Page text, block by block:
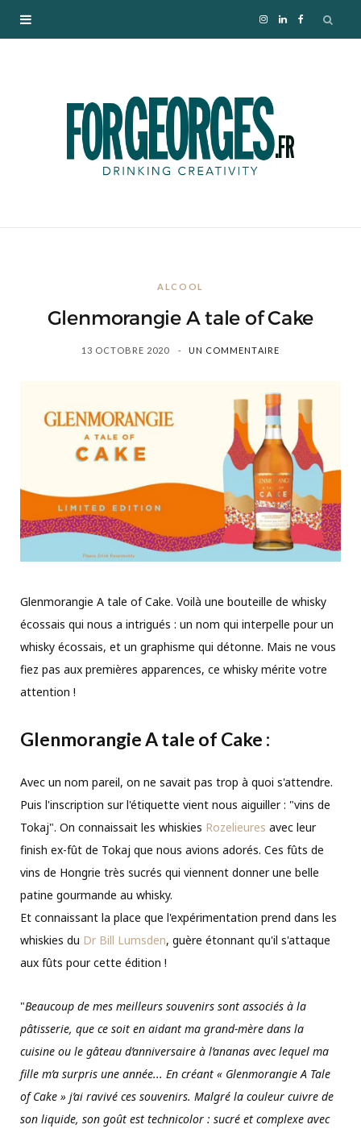
I
s
m
L
k
ALCOOL
Glenmorangie A tale of Cake
13 OCTOBRE 2020 UN COMMENTAIRE
Glenmorangie A tale of Cake. Voilà une bouteille de whisky
écossais qui nous a intrigués : un nom qui interpelle pour un
whisky écossais, et un graphisme qui détonne. Mais ne vous
fiez pas aux premières apparences, ce whisky mérite votre
attention !
Glenmorangie A tale of Cake :
Avec un nom pareil, on ne savait pas trop à quoi s'attendre.
Puis l'inscription sur l'étiquette vient nous aiguiller : "vins de
Tokaj". On connaissait les whiskies Rozelieures avec leur
finish ex-fût de Tokaj que nous avions adorés. Ces fûts de
vins de Hongrie très sucrés qui viennent donner une belle
patine gourmande au whisky.
Et connaissant la place que l'expérimentation prend dans les
whiskies du Dr Bill Lumsden, guère étonnant qu'il s'attaque
aux fûts pour cette édition !
"Beaucoup de mes meilleurs souvenirs sont associés à la
pâtisserie, que ce soit en aidant ma grand-mère dans la
cuisine ou le gâteau d’anniversaire à l’ananas avec lequel ma
fille m’a surpris une année... En créant « Glenmorangie A Tale
of Cake » j’ai ravivé ces souvenirs. Malgré la couleur cuivre de
son liquide, son goût est technicolor : sucré et complexe avec